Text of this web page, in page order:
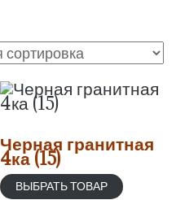
Черная гранитная
4ка (15)
ВЫБРАТЬ ТОВАР